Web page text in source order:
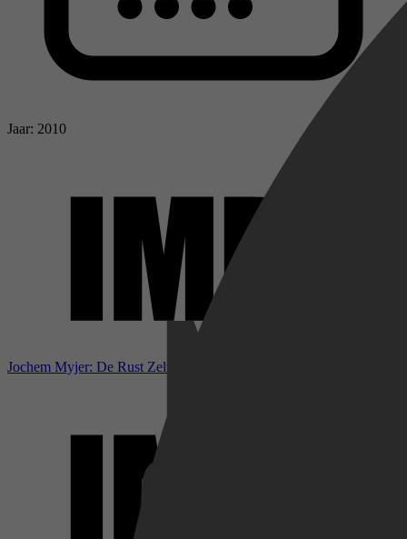
Jaar: 2010
Jochem Myjer: De Rust Zelve bij IMDb